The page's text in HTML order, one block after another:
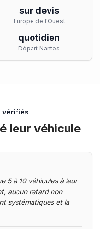
sur devis
Europe de l'Ouest
quotidien
Départ Nantes
vérifiés
leur véhicule
5 à 10 véhicules à leur
aucun retard non
systématiques et la